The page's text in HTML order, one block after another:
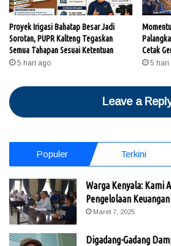
Proyek Irigasi Bahatap Besar Jadi
Sorotan, PUPR Kalteng Tegaskan
Semua Tahapan Sesuai Ketentuan
5 hari ago
Cetak
5 hari
Leave a
Populer Terkini
Warga Kenyala: Kami
Pengelolaan
Maret 7, 2025
Digadang-Gadang